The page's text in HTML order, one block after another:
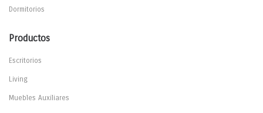
Dormitorios
Productos
Escritorios
Living
Muebles Auxiliares